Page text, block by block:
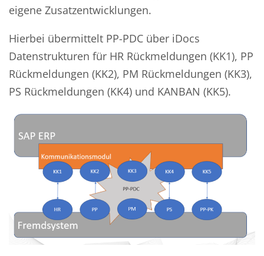
eigene Zusatzentwicklungen.
Hierbei übermittelt PP-PDC über iDocs
Datenstrukturen für HR Rückmeldungen (KK1), PP
Rückmeldungen (KK2), PM Rückmeldungen (KK3),
PS Rückmeldungen (KK4) und KANBAN (KK5).